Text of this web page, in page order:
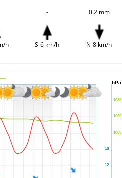
- 0.2 mm
h S-6 km/h N-8 km/h
hPa
12
18
1005
1020
1035